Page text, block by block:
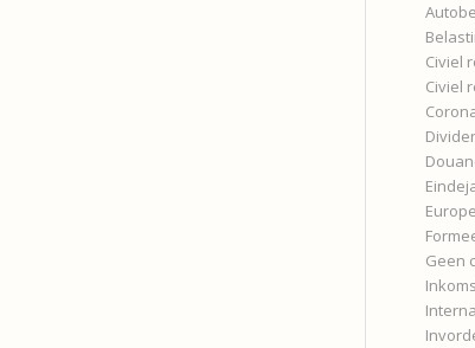
Civiel
Civiel
Geen